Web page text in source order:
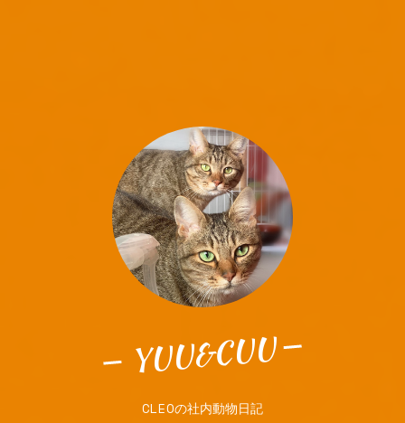
YUU&CUU
CLEOの社内動物日記